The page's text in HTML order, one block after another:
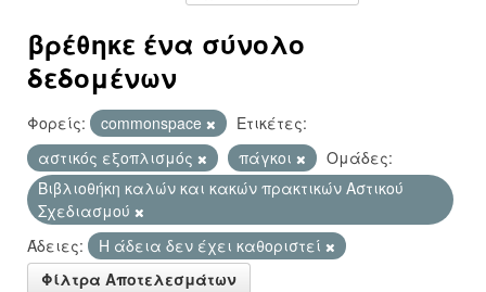
βρέθηκε ένα σύνολο
δεδομένων
Φορείς: commonspace
Ετικέτες:
αστικός εξοπλισμός
πάγκοι
Ομάδες:
Βιβλιοθήκη καλών και κακών πρακτικών Αστικού
Σχεδιασμού
Άδειες:
Η άδεια δεν έχει καθοριστεί
Φίλτρα Αποτελεσμάτων